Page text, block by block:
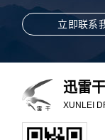
立即联系
迅雷
XUNLEI